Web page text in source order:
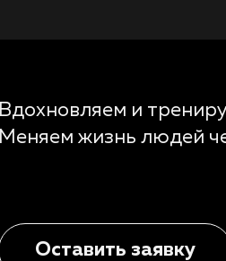
Вдохновляем и
Меняем жизнь людей
Оставить заявку